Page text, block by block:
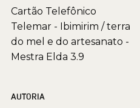
Cartão Telefônico
Telemar - Ibimirim / terra
do mel e do artesanato -
Mestra Elda 3.9
AUTORIA